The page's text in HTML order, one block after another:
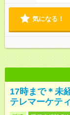
気になる！
17時まで＊未
テレマーケテ